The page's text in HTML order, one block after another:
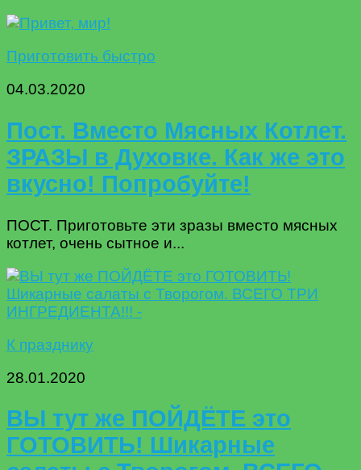
Приготовить быстро
04.03.2020
Пост. Вместо Мясных Котлет.
ЗРАЗЫ в Духовке. Как же это
вкусно! Попробуйте!
ПОСТ. Приготовьте эти зразы вместо мясных
котлет, очень сытное и...
К празднику
28.01.2020
ВЫ тут же ПОЙДЁТЕ это
ГОТОВИТЬ! Шикарные